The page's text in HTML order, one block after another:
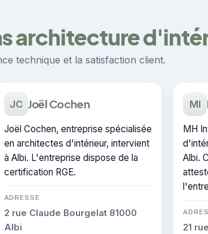
architecture
technique et la satisfaction client.
JC Joël Cochen
Joël Cochen, entreprise spécialisée
en architectes d'intérieur, intervient
à Albi. L'entreprise dispose de la
certification RGE.
ADRESSE
2 rue Claude Bourgelat 81000
Albi
MI
MH
Albi.
21